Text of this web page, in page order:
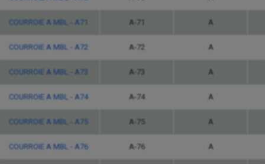
COURROIE A MBL - A71 A-71 A
COURROIE A MBL - A72 A-72 A
COURROIE A MBL - A73 A-73 A
COURROIE A MBL - A74 A-74 A
COURROIE A MBL - A75 A-75 A
COURROIE A MBL - A76 A-76 A